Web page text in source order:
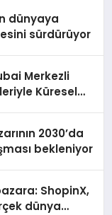
dünyaya
sürdürüyor
Merkezli
Küresel
2030’da
bekleniyor
ShopinX,
dünya